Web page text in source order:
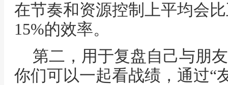
在节奏和资源控制上平均会
15%的效率。
第二，用于复盘自己与朋
你们可以一起看战绩，通过“